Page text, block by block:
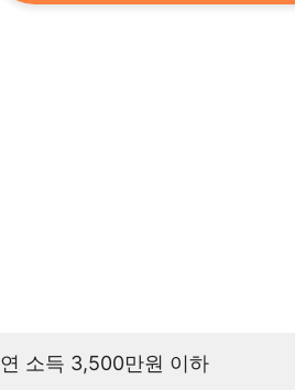
연 소득 3,500만원 이하